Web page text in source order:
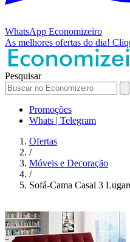
WhatsApp Economizeiro
As melhores ofertas do dia!
Pesquisar
Promoções
Whats | Telegram
Ofertas
/
Móveis e Decoração
/
Sofá-Cama Casal 3